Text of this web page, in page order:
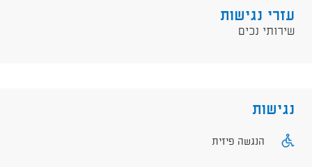
עזרי נגישות
שירותי נכים
נגישות
הנגשה פיזית